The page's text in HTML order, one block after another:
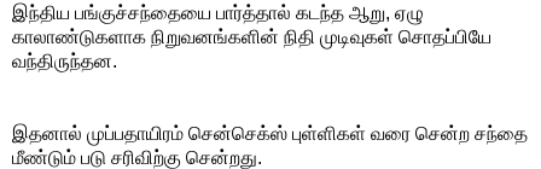
இந்திய பங்குச்சந்தையை பார்த்தால் கடந்த ஆறு, ஏழு
காலாண்டுகளாக நிறுவனங்களின் நிதி முடிவுகள் சொதப்பியே
வந்திருந்தன.
இதனால் முப்பதாயிரம் சென்செக்ஸ் புள்ளிகள் வரை சென்ற சந்தை
மீண்டும் படு சரிவிற்கு சென்றது.